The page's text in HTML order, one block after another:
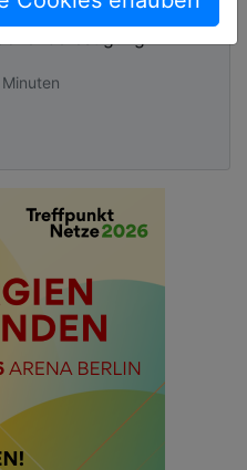
– für belastbare und